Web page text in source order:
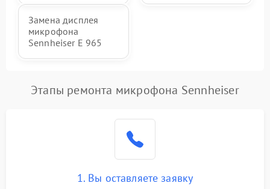
Замена дисплея
микрофона
Sennheiser E 965
Этапы ремонта микрофона Sennheiser
1. Вы оставляете заявку